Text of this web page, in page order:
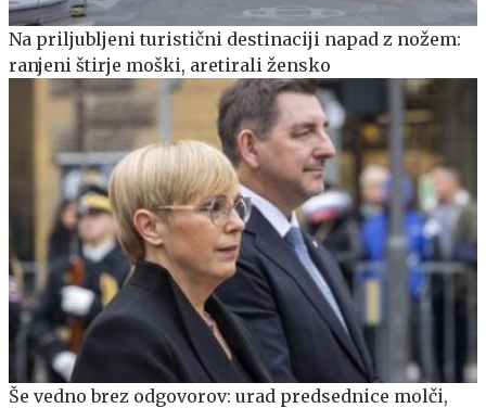
Na priljubljeni turistični destinaciji napad z nožem:
ranjeni štirje moški, aretirali žensko
Še vedno brez odgovorov: urad predsednice molči,